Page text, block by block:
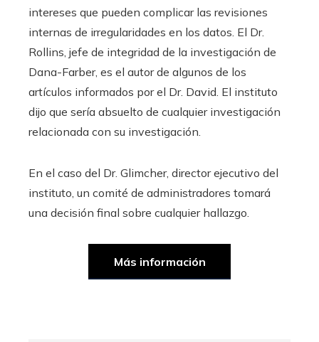
intereses que pueden complicar las revisiones
internas de irregularidades en los datos. El Dr.
Rollins, jefe de integridad de la investigación de
Dana-Farber, es el autor de algunos de los
artículos informados por el Dr. David. El instituto
dijo que sería absuelto de cualquier investigación
relacionada con su investigación.
En el caso del Dr. Glimcher, director ejecutivo del
instituto, un comité de administradores tomará
una decisión final sobre cualquier hallazgo.
Más información